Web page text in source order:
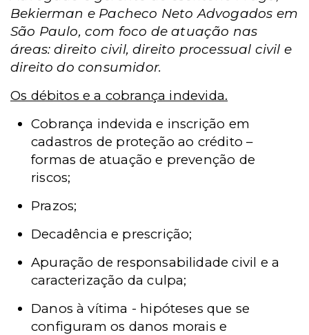
Bekierman e Pacheco Neto Advogados em
São Paulo, com foco de atuação nas
áreas: direito civil, direito processual civil e
direito do consumidor.
Os débitos e a cobrança indevida.
Cobrança indevida e inscrição em
cadastros de proteção ao crédito –
formas de atuação e prevenção de
riscos;
Prazos;
Decadência e prescrição;
Apuração de responsabilidade civil e a
caracterização da culpa;
Danos à vítima - hipóteses que se
configuram os danos morais e